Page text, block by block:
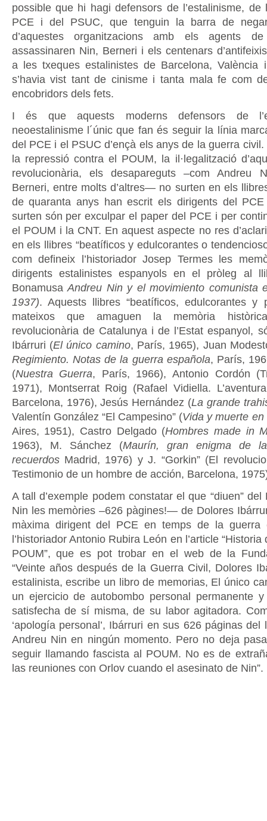
possible que hi hagi defensors de l’estalinisme, de
PCE i del PSUC, que tenguin la barra de
d’aquestes organitzacions amb els agents
assassinaren Nin, Berneri i els centenars
a les txeques estalinistes de Barcelona, València
s’havia vist tant de cinisme i tanta mala fe com
encobridors dels fets.
I és que aquests moderns defensors de
neoestalinisme l´únic que fan és seguir la línia
del PCE i el PSUC d’ençà els anys de la guerra
la repressió contra el POUM, la il·legalització
revolucionària, els desapareguts –com Andreu
Berneri, entre molts d’altres— no surten en els
de quaranta anys han escrit els dirigents del
surten són per exculpar el paper del PCE i per
el POUM i la CNT. En aquest aspecte no res
en els llibres “beatíficos y edulcorantes o
com defineix l’historiador Josep Termes les
dirigents estalinistes espanyols en el pròleg al
BonamusaAndreu Nin y el movimiento comunista
1937). Aquests llibres “beatíficos, edulcorantes y
mateixos que amaguen la memòria
revolucionària de Catalunya i de l’Estat espanyol,
Ibárruri (El único camino, París, 1965), Juan
Regimiento. Notas de la guerra española, París,
(Nuestra Guerra, París, 1966), Antonio Cordón
1971), Montserrat Roig (Rafael Vidiella.
Barcelona, 1976), Jesús Hernández (La grande
Valentín González “El Campesino” (Vida y muerte en
Aires, 1951), Castro Delgado (Hombres made in
1963), M. Sánchez (Maurín, gran enigma de
recuerdosMadrid, 1976) y J. “Gorkin” (El
Testimonio de un hombre de acción, Barcelona,
A tall d’exemple podem constatar el que “diuen” del
Nin les memòries –626 pàgines!— de Dolores
màxima dirigent del PCE en temps de la guerra
l’historiador Antonio Rubira León en l’article
POUM”, que es pot trobar en el web de la
“Veinte años después de la Guerra Civil, Dolores
estalinista, escribe un libro de memorias, El único
un ejercicio de autobombo personal permanente
satisfecha de sí misma, de su labor agitadora.
‘apología personal’, Ibárruri en sus 626 páginas
Andreu Nin en ningún momento. Pero no deja
seguir llamando fascista al POUM. No es de
las reuniones con Orlov cuando el asesinato de Nin”.